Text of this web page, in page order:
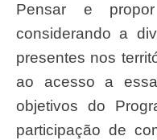
Pensar e propor formas de comunicar
considerando a
presentes nos
ao acesso a
objetivos do
participação de